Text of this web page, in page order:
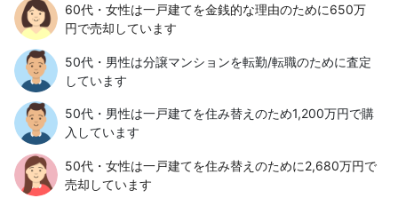
60代・女性は一戸建てを金銭的な理由のために650万
円で売却しています
50代・男性は分譲マンションを転勤/転職のために査定
しています
50代・男性は一戸建てを住み替えのため1,200万円で購
入しています
50代・女性は一戸建てを住み替えのために2,680万円で
売却しています